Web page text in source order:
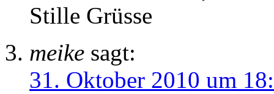
Stille Grüsse
meike sagt:
31. Oktober 2010 um